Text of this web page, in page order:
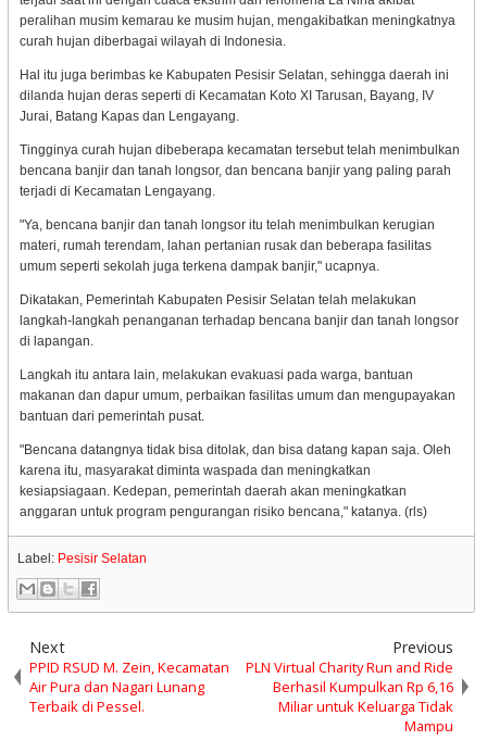
peralihan musim kemarau ke musim hujan, mengakibatkan meningkatnya
curah hujan diberbagai wilayah di Indonesia.
Hal itu juga berimbas ke Kabupaten Pesisir Selatan, sehingga daerah ini
dilanda hujan deras seperti di Kecamatan Koto XI Tarusan, Bayang, IV
Jurai, Batang Kapas dan Lengayang.
Tingginya curah hujan dibeberapa kecamatan tersebut telah menimbulkan
bencana banjir dan tanah longsor, dan bencana banjir yang paling parah
terjadi di Kecamatan Lengayang.
"Ya, bencana banjir dan tanah longsor itu telah menimbulkan kerugian
materi, rumah terendam, lahan pertanian rusak dan beberapa fasilitas
umum seperti sekolah juga terkena dampak banjir," ucapnya.
Dikatakan, Pemerintah Kabupaten Pesisir Selatan telah melakukan
langkah-langkah penanganan terhadap bencana banjir dan tanah longsor
di lapangan.
Langkah itu antara lain, melakukan evakuasi pada warga, bantuan
makanan dan dapur umum, perbaikan fasilitas umum dan mengupayakan
bantuan dari pemerintah pusat.
"Bencana datangnya tidak bisa ditolak, dan bisa datang kapan saja. Oleh
karena itu, masyarakat diminta waspada dan meningkatkan
kesiapsiagaan. Kedepan, pemerintah daerah akan meningkatkan
anggaran untuk program pengurangan risiko bencana," katanya. (rls)
Label: Pesisir Selatan
Next
PPID RSUD M. Zein, Kecamatan
Air Pura dan Nagari Lunang
Terbaik di Pessel.
Previous
PLN Virtual Charity Run and Ride
Berhasil Kumpulkan Rp 6,16
Miliar untuk Keluarga Tidak
Mampu